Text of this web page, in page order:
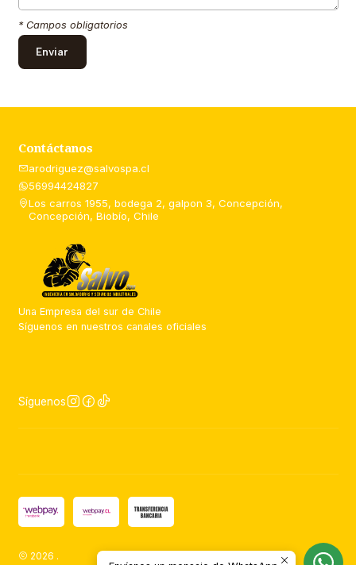
* Campos obligatorios
Contáctanos
arodriguez@salvospa.cl
56994424827
Los carros 1955, bodega 2, galpon 3, Concepción,
Concepción, Biobío, Chile
Una Empresa del sur de Chile
Síguenos en nuestros canales oficiales
Síguenos
2026 .